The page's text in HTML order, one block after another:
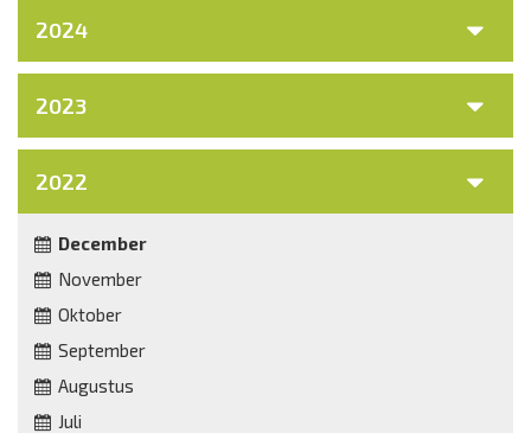
2024
2023
2022
December
November
Oktober
September
Augustus
Juli